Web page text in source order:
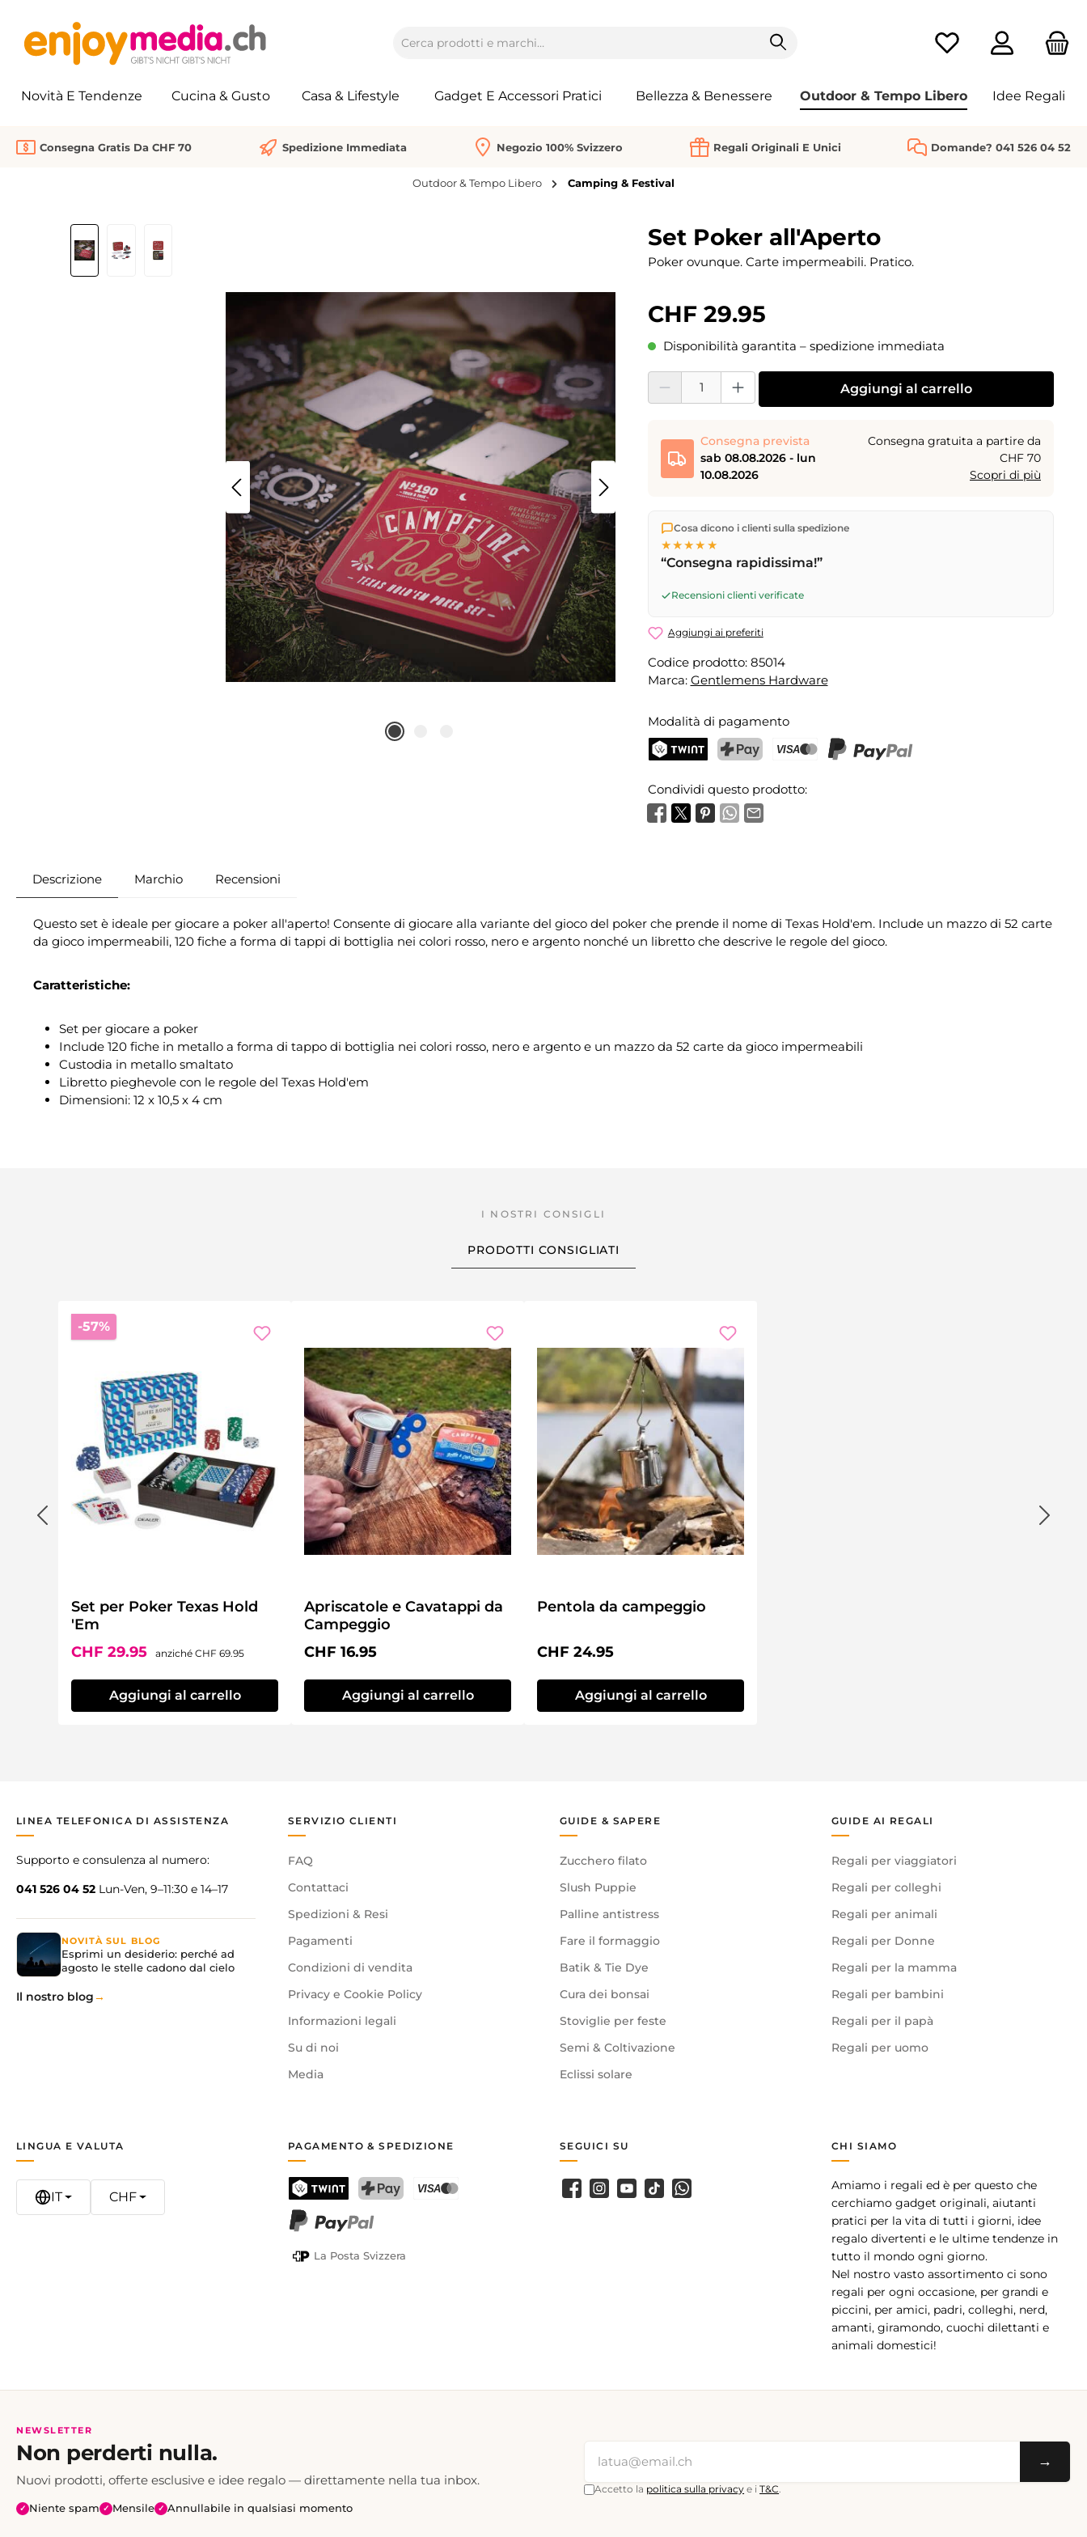
Hai 0 articoli nella
Novità E Tendenze Cucina & Gusto Casa & Lifestyle Gadget E Accessori Pratici Bellezza & Benessere Outdoor & Tempo Libero Idee Regali
Consegna Gratis Da CHF 70 Spedizione Immediata Negozio 100% Svizzero Regali Originali E Unici Domande? 041 526 04 52
Outdoor & Tempo Libero Camping & Festival
Salta la galleria di immagini Set Poker all'Aperto
Poker ovunque. Carte impermeabili. Pratico.
CHF 29.95
Disponibilità garantita – spedizione immediata
Quantità del prodotto: inserisci la quantità desiderata o usa i pulsanti per aumentare o
Aggiungi al carrello
Consegna prevista
sab 08.08.2026 - lun
10.08.2026
Consegna gratuita a partire da
CHF 70
Scopri di più
Spediamo direttamente dal nostro magazzino a Kriens, in Svizzera.
Consegna gratuita
a partire da
17 (lun–ven) spediti in giornata – consegna il
successivotramite Posta Svizzera. Consegna sabato
Cosa dicono i clienti sulla spedizione
★★★★★
“Consegna rapidissima!”
Recensioni clienti verificate
Aggiungi ai preferiti
Codice prodotto: 85014
Marca: Gentlemens Hardware
Modalità di pagamento
Condividi questo prodotto:
Descrizione Marchio Recensioni
Questo set è ideale per giocare a poker all'aperto! Consente di giocare alla variante del gioco del poker che prende il nome di Texas Hold'em. Include un mazzo di 52 carte
da gioco impermeabili, 120 fiche a forma di tappi di bottiglia nei colori rosso, nero e argento nonché un libretto che descrive le regole del gioco.
Caratteristiche:
Set per giocare a poker
Include 120 fiche in metallo a forma di tappo di bottiglia nei colori rosso, nero e argento e un mazzo da 52 carte da gioco impermeabili
Custodia in metallo smaltato
Libretto pieghevole con le regole del Texas Hold'em
Dimensioni: 12 x 10,5 x 4 cm
PRODOTTI CONSIGLIATI
-57%Sconto
Set per Poker Texas Hold
'Em
Prezzo di vendita:
CHF 29.95 anziché Prezzo normale:
CHF 69.95
Aggiungi al carrello
Apriscatole e Cavatappi da
Campeggio
Prezzo normale:
CHF 16.95
Aggiungi al carrello
Pentola da campeggio
Prezzo normale:
CHF 24.95
Aggiungi al carrello
LINEA TELEFONICA DI ASSISTENZA
Supporto e consulenza al numero:
041 526 04 52 Lun-Ven, 9–11:30 e 14–17
NOVITÀ SUL BLOG
Esprimi un desiderio: perché ad
agosto le stelle cadono dal cielo
Il nostro blog
SERVIZIO CLIENTI
FAQ
Contattaci
Spedizioni & Resi
Pagamenti
Condizioni di vendita
Privacy e Cookie Policy
Informazioni legali
Su di noi
Media
GUIDE & SAPERE
Zucchero filato
Slush Puppie
Palline antistress
Fare il formaggio
Batik & Tie Dye
Cura dei bonsai
Stoviglie per feste
Semi & Coltivazione
Eclissi solare
GUIDE AI REGALI
Regali per viaggiatori
Regali per colleghi
Regali per animali
Regali per Donne
Regali per la mamma
Regali per bambini
Regali per il papà
Regali per uomo
CHI SIAMO
Amiamo i regali ed è per questo che
cerchiamo gadget originali, aiutanti
pratici per la vita di tutti i giorni, idee
regalo divertenti e le ultime tendenze in
tutto il mondo ogni giorno.
Nel nostro vasto assortimento ci sono
regali per ogni occasione, per grandi e
piccini, per amici, padri, colleghi, nerd,
amanti, giramondo, cuochi dilettanti e
animali domestici!
PAGAMENTO & SPEDIZIONE
TWINT
La Posta Svizzera
LINGUA E VALUTA
IT CHF
SEGUICI SU
Facebook
Instagram
YoutubeTikTokWhatsApp
NEWSLETTER
Non perderti nulla.
Nuovi prodotti, offerte esclusive e idee regalo — direttamente nella tua inbox.
✓ Niente spam ✓ Mensile ✓ Annullabile in qualsiasi momento
→
Accetto la politica sulla privacy e iT&C